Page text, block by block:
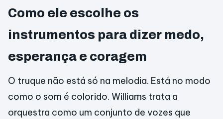
Como ele escolhe os
instrumentos para dizer medo,
esperança e coragem
O truque não está só na melodia. Está no modo
como o som é colorido. Williams trata a
orquestra como um conjunto de vozes que